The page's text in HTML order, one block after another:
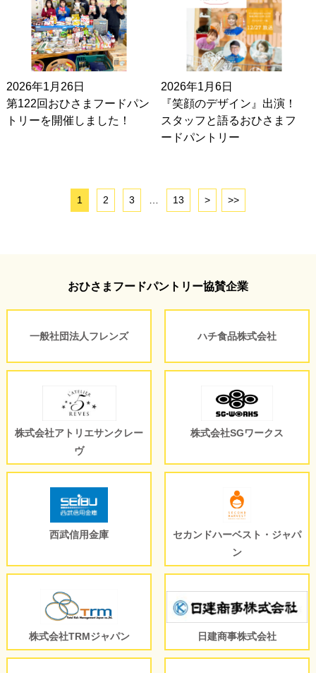
2026年1月26日
第122回おひさまフードパン
トリーを開催しました！
2026年1月6日
『笑顔のデザイン』出演！
スタッフと語るおひさまフ
ードパントリー
1 2 3 … 13 > >>
おひさまフードパントリー協賛企業
一般社団法人フレンズ ハチ食品株式会社
株式会社アトリエサンクレー
ヴ
株式会社SGワークス
西武信用金庫
セカンドハーベスト・ジャパ
ン
株式会社TRMジャパン 日建商事株式会社